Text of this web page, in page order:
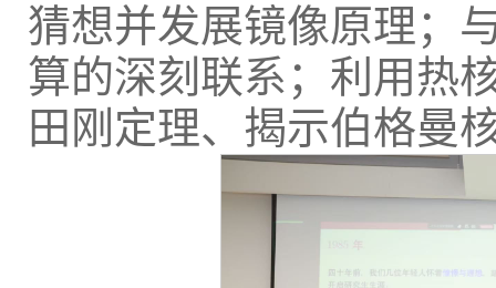
猜想并发展镜像原理；
算的深刻联系；利用热
田刚定理、揭示伯格曼